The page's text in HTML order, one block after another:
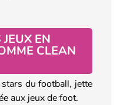
EN
CLEAN
du football, jette
aux jeux de foot.